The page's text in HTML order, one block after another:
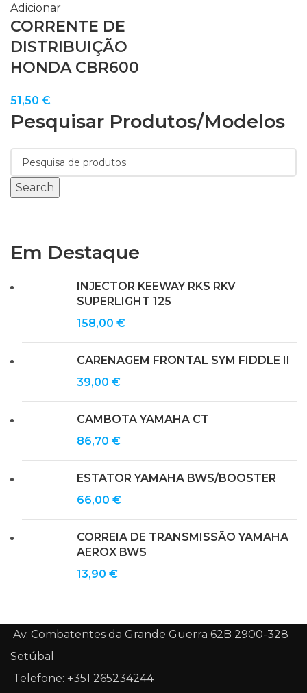
Pesquisar Produtos/modelos
Search
Em Destaque
INJECTOR KEEWAY RKS RKV
SUPERLIGHT 125
158,00 €
CARENAGEM FRONTAL SYM FIDDLE II
39,00 €
CAMBOTA YAMAHA CT
86,70 €
ESTATOR YAMAHA BWS/BOOSTER
66,00 €
CORREIA DE TRANSMISSÃO YAMAHA
AEROX BWS
13,90 €
Adicionar
CORRENTE DE
DISTRIBUIÇÃO
HONDA CBR600
51,50 €
Av. Combatentes da Grande Guerra 62B 2900-328
Setúbal
Telefone: +351 265234244